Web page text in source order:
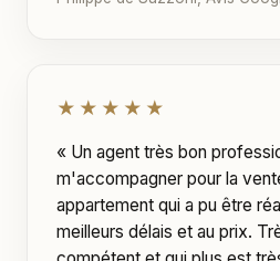
★★★★★
« Un agent très bon
m'accompagner pour la
appartement qui a pu être
meilleurs délais et au prix.